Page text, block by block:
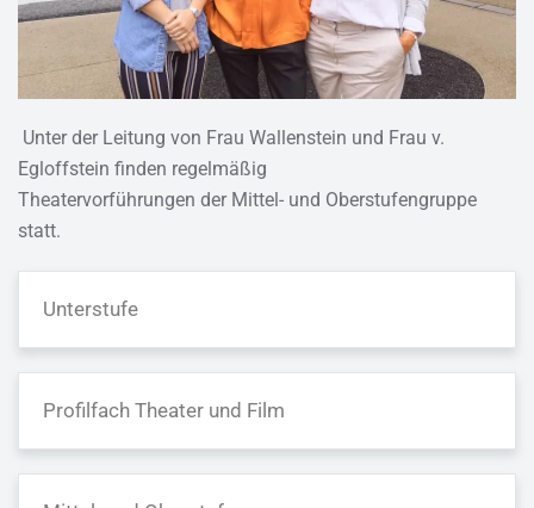
Unter der Leitung von Frau Wallenstein und Frau v.
Egloffstein finden regelmäßig
Theatervorführungen der Mittel- und Oberstufengruppe
statt.
Unterstufe
Profilfach Theater und Film